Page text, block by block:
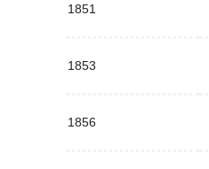
1851
1853
1856